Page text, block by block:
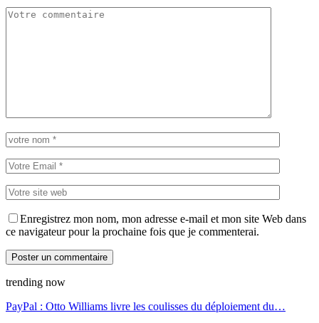
Enregistrez mon nom, mon adresse e-mail et mon site Web dans
ce navigateur pour la prochaine fois que je commenterai.
trending now
PayPal : Otto Williams livre les coulisses du déploiement du…